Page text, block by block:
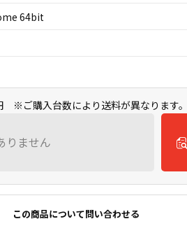
64bit
※ご購入台数により送料が異なります。
りません
この商品について問い合わせる